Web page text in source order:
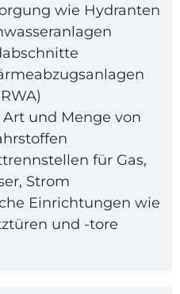
wie Hydranten
und Menge von
für Gas,
Strom
Einrichtungen wie
und -tore